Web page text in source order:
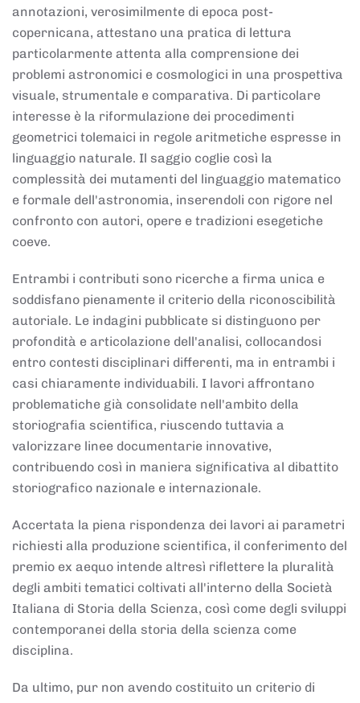
annotazioni, verosimilmente di epoca post-
copernicana, attestano una pratica di lettura
particolarmente attenta alla comprensione dei
problemi astronomici e cosmologici in una prospettiva
visuale, strumentale e comparativa. Di particolare
interesse è la riformulazione dei procedimenti
geometrici tolemaici in regole aritmetiche espresse in
linguaggio naturale. Il saggio coglie così la
complessità dei mutamenti del linguaggio matematico
e formale dell'astronomia, inserendoli con rigore nel
confronto con autori, opere e tradizioni esegetiche
coeve.
Entrambi i contributi sono ricerche a firma unica e
soddisfano pienamente il criterio della riconoscibilità
autoriale. Le indagini pubblicate si distinguono per
profondità e articolazione dell'analisi, collocandosi
entro contesti disciplinari differenti, ma in entrambi i
casi chiaramente individuabili. I lavori affrontano
problematiche già consolidate nell'ambito della
storiografia scientifica, riuscendo tuttavia a
valorizzare linee documentarie innovative,
contribuendo così in maniera significativa al dibattito
storiografico nazionale e internazionale.
Accertata la piena rispondenza dei lavori ai parametri
richiesti alla produzione scientifica, il conferimento del
premio ex aequo intende altresì riflettere la pluralità
degli ambiti tematici coltivati all'interno della Società
Italiana di Storia della Scienza, così come degli sviluppi
contemporanei della storia della scienza come
disciplina.
Da ultimo, pur non avendo costituito un criterio di